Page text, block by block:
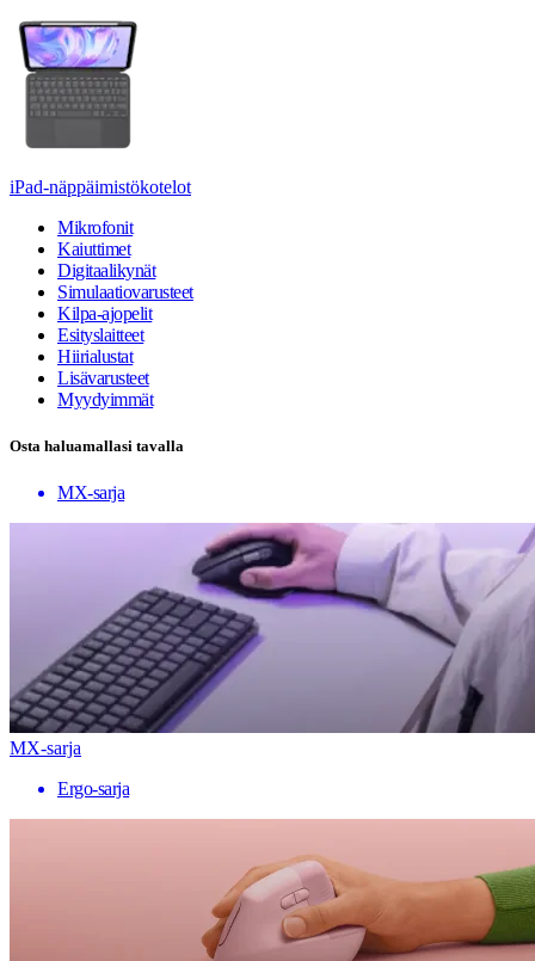
iPad-näppäimistökotelot
Mikrofonit
Kaiuttimet
Digitaalikynät
Simulaatiovarusteet
Kilpa-ajopelit
Esityslaitteet
Hiirialustat
Lisävarusteet
Myydyimmät
Osta haluamallasi tavalla
MX-sarja
MX-sarja
Ergo-sarja